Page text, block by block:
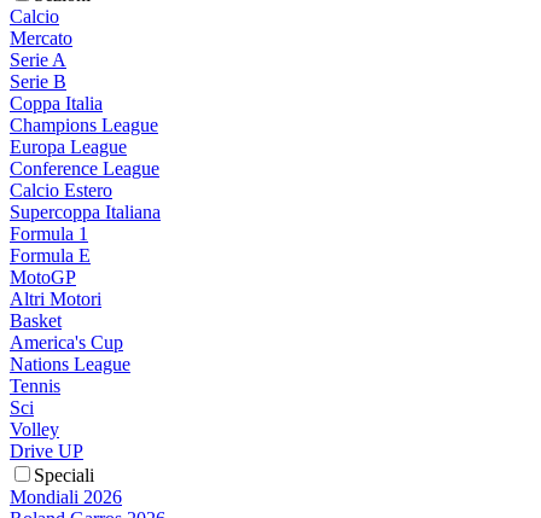
Calcio
Mercato
Serie A
Serie B
Coppa Italia
Champions League
Europa League
Conference League
Calcio Estero
Supercoppa Italiana
Formula 1
Formula E
MotoGP
Altri Motori
Basket
America's Cup
Nations League
Tennis
Sci
Volley
Drive UP
Speciali
Mondiali 2026